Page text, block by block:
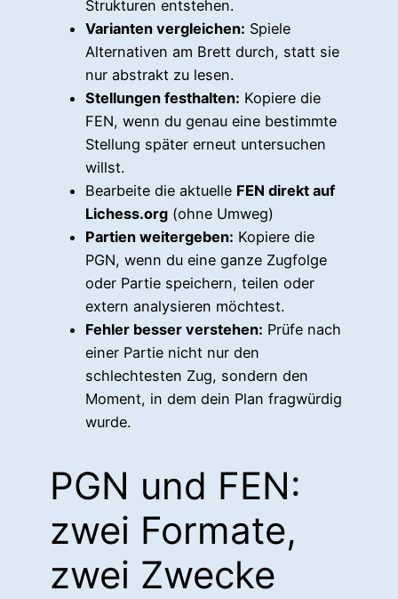
Strukturen entstehen.
Varianten vergleichen: Spiele
Alternativen am Brett durch, statt sie
nur abstrakt zu lesen.
Stellungen festhalten: Kopiere die
FEN, wenn du genau eine bestimmte
Stellung später erneut untersuchen
willst.
Bearbeite die aktuelle FEN direkt auf
Lichess.org (ohne Umweg)
Partien weitergeben: Kopiere die
PGN, wenn du eine ganze Zugfolge
oder Partie speichern, teilen oder
extern analysieren möchtest.
Fehler besser verstehen: Prüfe nach
einer Partie nicht nur den
schlechtesten Zug, sondern den
Moment, in dem dein Plan fragwürdig
wurde.
PGN und FEN:
zwei Formate,
zwei Zwecke